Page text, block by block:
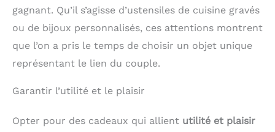
gagnant. Qu’il s’agisse d’ustensiles de cuisine gravés
ou de bijoux personnalisés, ces attentions montrent
que l’on a pris le temps de choisir un objet unique
représentant le lien du couple.
Garantir l’utilité et le plaisir
Opter pour des cadeaux qui allient utilité et plaisir